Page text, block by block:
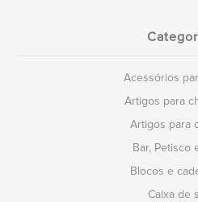
Acessórios
Artigos para
Artigos para
Bar, Petisco
Blocos e
Caixa de